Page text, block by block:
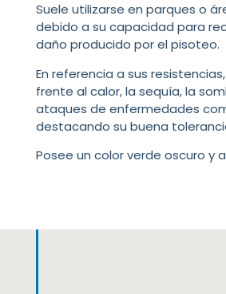
Suele utilizarse en parques o
debido a su capacidad para
daño producido por el pisoteo.
En referencia a sus
frente al calor, la sequía, la
ataques de enfermedades
destacando su buena
Posee un color verde oscuro y